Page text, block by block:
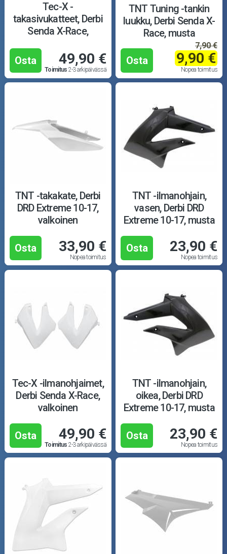
Tec-X -
takasivukatteet, Derbi
Senda X-Race,
Osta
49,90 €
Toimitus 2-3 arkipäivässä
TNT Tuning -tankin
luukku, Derbi Senda X-
Race, musta
Osta
7,90 €
9,90 €
Nopea toimitus
TNT -takakate, Derbi
DRD Extreme 10-17,
valkoinen
Osta 33,90 €
Nopea toimitus
TNT -ilmanohjain,
vasen, Derbi DRD
Extreme 10-17, musta
Osta 23,90 €
Nopea toimitus
Tec-X -ilmanohjaimet,
Derbi Senda X-Race,
valkoinen
Osta 49,90 €
Toimitus 2-3 arkipäivässä
TNT -ilmanohjain,
oikea, Derbi DRD
Extreme 10-17, musta
Osta 23,90 €
Nopea toimitus